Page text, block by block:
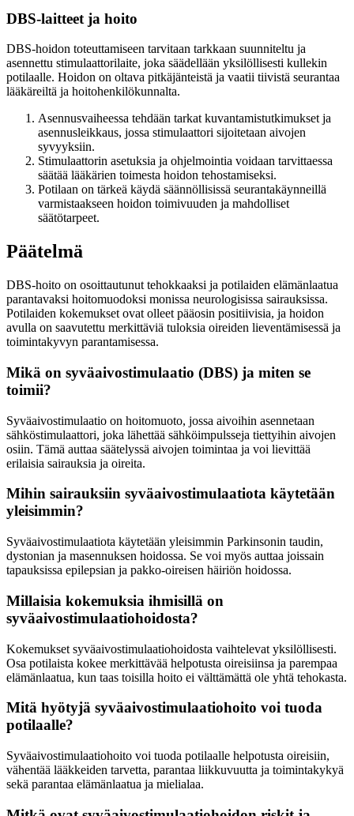
DBS-laitteet ja hoito
DBS-hoidon toteuttamiseen tarvitaan tarkkaan suunniteltu ja
asennettu stimulaattorilaite, joka säädellään yksilöllisesti kullekin
potilaalle. Hoidon on oltava pitkäjänteistä ja vaatii tiivistä seurantaa
lääkäreiltä ja hoitohenkilökunnalta.
Asennusvaiheessa tehdään tarkat kuvantamistutkimukset ja
asennusleikkaus, jossa stimulaattori sijoitetaan aivojen
syvyyksiin.
Stimulaattorin asetuksia ja ohjelmointia voidaan tarvittaessa
säätää lääkärien toimesta hoidon tehostamiseksi.
Potilaan on tärkeä käydä säännöllisissä seurantakäynneillä
varmistaakseen hoidon toimivuuden ja mahdolliset
säätötarpeet.
Päätelmä
DBS-hoito on osoittautunut tehokkaaksi ja potilaiden elämänlaatua
parantavaksi hoitomuodoksi monissa neurologisissa sairauksissa.
Potilaiden kokemukset ovat olleet pääosin positiivisia, ja hoidon
avulla on saavutettu merkittäviä tuloksia oireiden lieventämisessä ja
toimintakyvyn parantamisessa.
Mikä on syväaivostimulaatio (DBS) ja miten se
toimii?
Syväaivostimulaatio on hoitomuoto, jossa aivoihin asennetaan
sähköstimulaattori, joka lähettää sähköimpulsseja tiettyihin aivojen
osiin. Tämä auttaa säätelyssä aivojen toimintaa ja voi lievittää
erilaisia sairauksia ja oireita.
Mihin sairauksiin syväaivostimulaatiota käytetään
yleisimmin?
Syväaivostimulaatiota käytetään yleisimmin Parkinsonin taudin,
dystonian ja masennuksen hoidossa. Se voi myös auttaa joissain
tapauksissa epilepsian ja pakko-oireisen häiriön hoidossa.
Millaisia kokemuksia ihmisillä on
syväaivostimulaatiohoidosta?
Kokemukset syväaivostimulaatiohoidosta vaihtelevat yksilöllisesti.
Osa potilaista kokee merkittävää helpotusta oireisiinsa ja parempaa
elämänlaatua, kun taas toisilla hoito ei välttämättä ole yhtä tehokasta.
Mitä hyötyjä syväaivostimulaatiohoito voi tuoda
potilaalle?
Syväaivostimulaatiohoito voi tuoda potilaalle helpotusta oireisiin,
vähentää lääkkeiden tarvetta, parantaa liikkuvuutta ja toimintakykyä
sekä parantaa elämänlaatua ja mielialaa.